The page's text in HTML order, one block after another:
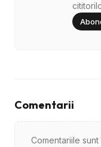
Comentarii
Comentariile